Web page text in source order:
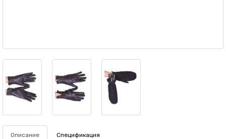
Описание Спецификация